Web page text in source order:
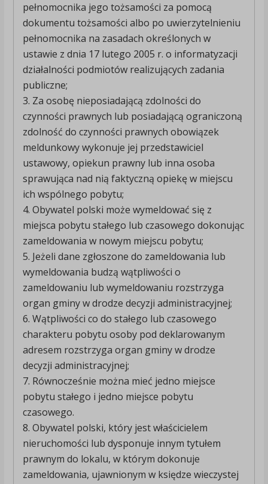
pełnomocnika jego tożsamości za pomocą
dokumentu tożsamości albo po uwierzytelnieniu
pełnomocnika na zasadach określonych w
ustawie z dnia 17 lutego 2005 r. o informatyzacji
działalności podmiotów realizujących zadania
publiczne;
3. Za osobę nieposiadającą zdolności do
czynności prawnych lub posiadającą ograniczoną
zdolność do czynności prawnych obowiązek
meldunkowy wykonuje jej przedstawiciel
ustawowy, opiekun prawny lub inna osoba
sprawująca nad nią faktyczną opiekę w miejscu
ich wspólnego pobytu;
4. Obywatel polski może wymeldować się z
miejsca pobytu stałego lub czasowego dokonując
zameldowania w nowym miejscu pobytu;
5. Jeżeli dane zgłoszone do zameldowania lub
wymeldowania budzą wątpliwości o
zameldowaniu lub wymeldowaniu rozstrzyga
organ gminy w drodze decyzji administracyjnej;
6. Wątpliwości co do stałego lub czasowego
charakteru pobytu osoby pod deklarowanym
adresem rozstrzyga organ gminy w drodze
decyzji administracyjnej;
7. Równocześnie można mieć jedno miejsce
pobytu stałego i jedno miejsce pobytu
czasowego.
8. Obywatel polski, który jest właścicielem
nieruchomości lub dysponuje innym tytułem
prawnym do lokalu, w którym dokonuje
zameldowania, ujawnionym w księdze wieczystej